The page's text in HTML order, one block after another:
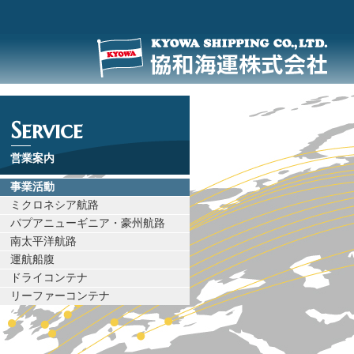
Service
営業案内
事業活動
ミクロネシア航路
パプアニューギニア・豪州航路
南太平洋航路
運航船腹
ドライコンテナ
リーファーコンテナ